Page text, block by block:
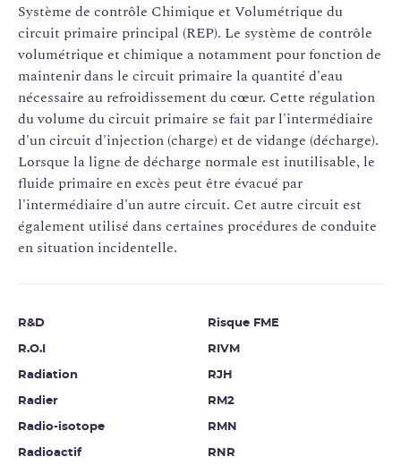
Système de contrôle Chimique et Volumétrique du
circuit primaire principal (REP). Le système de contrôle
volumétrique et chimique a notamment pour fonction de
maintenir dans le circuit primaire la quantité d'eau
nécessaire au refroidissement du cœur. Cette régulation
du volume du circuit primaire se fait par l'intermédiaire
d'un circuit d'injection (charge) et de vidange (décharge).
Lorsque la ligne de décharge normale est inutilisable, le
fluide primaire en excès peut être évacué par
l'intermédiaire d'un autre circuit. Cet autre circuit est
également utilisé dans certaines procédures de conduite
en situation incidentelle.
R&D
R.O.I
Radiation
Radier
Radio-isotope
Radioactif
Risque FME
RIVM
RJH
RM2
RMN
RNR